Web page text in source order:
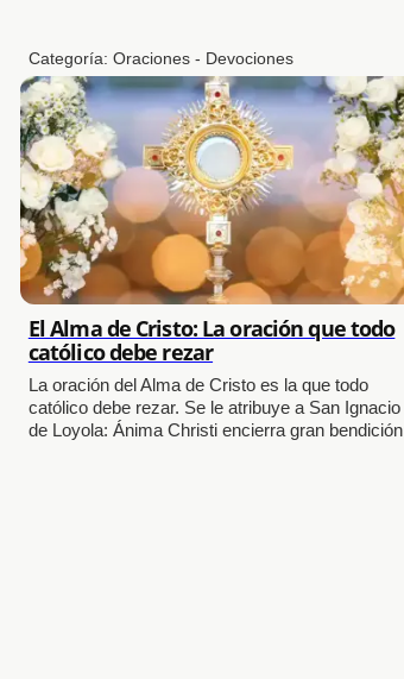
Categoría: Oraciones - Devociones
El Alma de Cristo: La oración que todo
católico debe rezar
La oración del Alma de Cristo es la que todo
católico debe rezar. Se le atribuye a San Ignacio
de Loyola: Ánima Christi encierra gran bendición